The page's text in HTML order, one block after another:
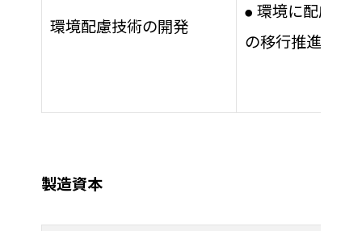
環境配慮技術の開発
● 環境に配慮し
の移行推進
製造資本